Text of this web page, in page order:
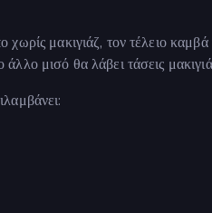
χωρίς μακιγιάζ, τον τέλειο
μισό θα λάβει τάσεις